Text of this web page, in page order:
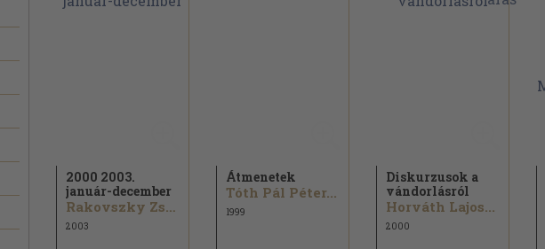
2000 2003.
január-december
Rakovszky Zsuzsa...
2003
Átmenetek
Tóth Pál Péter...
1999
Diskurzusok a
vándorlásról
Horváth Lajos...
2000